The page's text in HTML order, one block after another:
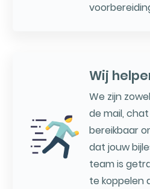
Wij
We zijn
de mail,
bereikbaar
dat jouw
team is
te koppelen